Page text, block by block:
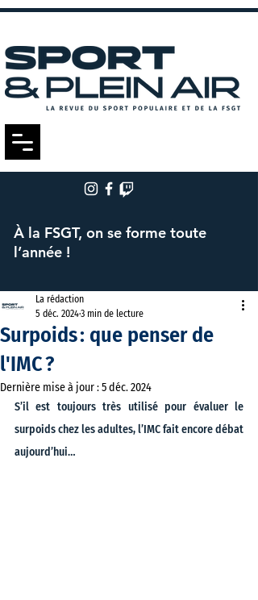
À la FSGT, on se forme toute
l’année !
Surpoids : que penser de
l'IMC ?
La rédaction
5 déc. 20243 min de lecture
Dernière mise à jour :5 déc. 2024
S’il est toujours très utilisé pour évaluer le
surpoids chez les adultes, l’IMC fait encore débat
aujourd’hui…